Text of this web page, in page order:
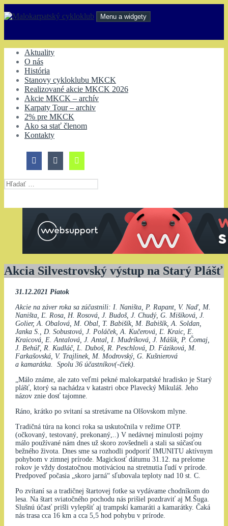
na
Menu a widgety
Aktuality
O nás
História
Stanovy cykloklubu MKCK
Realizované akcie MKCK 2026
Akcie MKCK – archív
Karpaty Tour – archiv
2% pre MKCK
Ako sa stať členom
Kontakty
Hľadať:
Akcia Silvestrovský výstup na Starý Plášť
31.12.2021 Piatok
Akcie na záver roka sa zúčastnili: I. Naništa, P. Rapant, V. Naď, M.
Naništa, Ľ. Rosa, H. Rosová, J. Budoš, J. Chudý, G. Mišíková, J.
Golier, A. Obalová, M. Obal, T. Babišík, M. Babišík, A. Soldan,
Janka S., D. Sobustová, J. Poláček, A. Kučerová, Ľ. Kraic, E.
Kraicová, E. Antalová, J. Antal, I. Mudríková, J. Mášik, P. Čomaj,
J. Behúľ, R. Kudláč, L. Duboš, R. Peschlová, D. Fáziková, M.
Farkašovská, V. Trajlinek, M. Modrovský, G. Kušnierová
a kamarátka. Spolu 36 účastníkov(-čiek).
„Málo známe, ale zato veľmi pekné malokarpatské hradisko je Starý
plášť, ktorý sa nachádza v katastri obce Plavecký Mikuláš. Jeho
názov znie dosť tajomne.
Ráno, krátko po svitaní sa stretávame na Olšovskom mlyne.
Tradičná túra na konci roka sa uskutočnila v režime OTP.
(očkovaný, testovaný, prekonaný,..) V nedávnej minulosti pojmy
málo používané nám dnes už skoro zovšedneli a stali sa súčasťou
bežného života. Dnes sme sa rozhodli podporiť IMUNITU aktívnym
pohybom v zimnej prírode. Magickosť dátumu 31.12. na prelome
rokov je vždy dostatočnou motiváciou na stretnutia ľudí v prírode.
Predpoveď počasia „skoro jarná“ sľubovala teploty nad 10 st. C.
Po zvítaní sa a tradičnej štartovej fotke sa vydávame chodníkom do
lesa. Na štart sviatočného pochodu nás prišiel pozdraviť aj M.Šuga.
Slušnú účasť prišli vylepšiť aj trampskí kamaráti a kamarátky. Čaká
nás trasa cca 16 km a cca 5,5 hod pohybu v prírode.